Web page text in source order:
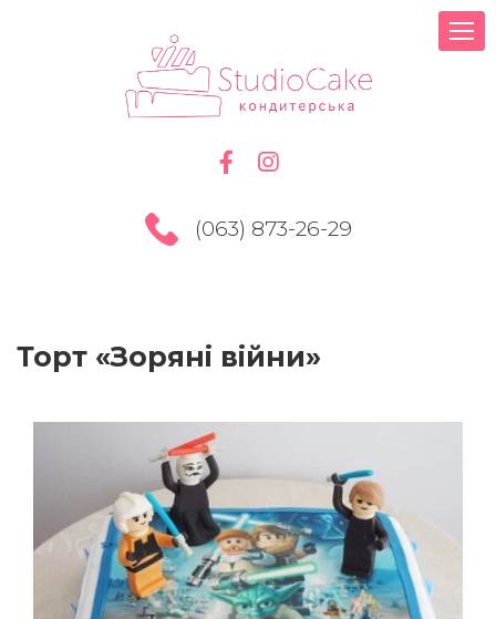
(063) 873-26-29
Торт «Зоряні війни»